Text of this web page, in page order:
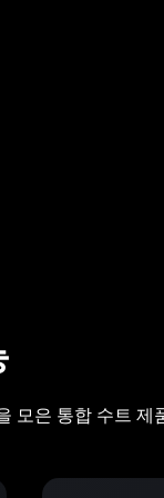
모은 통합 수트 제